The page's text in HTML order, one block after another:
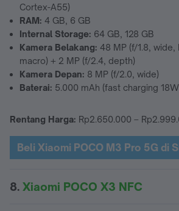
Cortex-A55)
RAM: 4 GB, 6 GB
Internal Storage: 64 GB, 128 GB
Kamera Belakang: 48 MP (f/1.8, wide,
macro) + 2 MP (f/2.4, depth)
Kamera Depan: 8 MP (f/2.0, wide)
Baterai: 5.000 mAh (fast charging
Rentang Harga: Rp2.650.000 –
Beli Xiaomi POCO M3 Pro 5G di
8. Xiaomi POCO X3 NFC